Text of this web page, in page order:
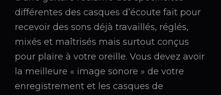
différentes des casques d’écoute fait pour
recevoir des sons déjà travaillés, réglés,
mixés et maîtrisés mais surtout conçus
pour plaire à votre oreille. Vous devez avoir
la meilleure « image sonore » de votre
enregistrement et les casques de